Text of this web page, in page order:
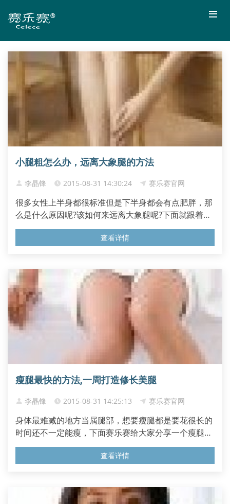
小腿粗怎么办，远离大象腿的方法
李晶锋 2015-08-31 14:30:24 赛乐赛官网
很多女性上半身都很标准但是下半身都会有点肥胖，那
么是什么原因呢?该如何来远离大象腿呢?下面就跟着赛
乐赛一起来看下吧。...
查看详情
瘦腿最快的方法,一周打造修长美腿
李晶锋 2015-08-31 14:25:13 赛乐赛官网
身体最难减的地方当属腿部，想要瘦腿都是要花很长的
时间还不一定能瘦，下面赛乐赛给大家分享一个瘦腿秘
诀，只要每天十分钟坚持一周就能瘦哦。 ...
查看详情